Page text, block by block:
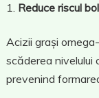
Reduce riscul
Acizii grași
scăderea nivelului
prevenind